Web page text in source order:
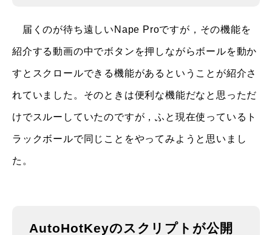
届くのが待ち遠しいNape Proですが，その機能を
紹介する動画の中でボタンを押しながらボールを動か
すとスクロールできる機能があるということが紹介さ
れていました。そのときは便利な機能だなと思っただ
けでスルーしていたのですが，ふと現在使っているト
ラックボールで同じことをやってみようと思いまし
た。
AutoHotKeyのスクリプトが公開